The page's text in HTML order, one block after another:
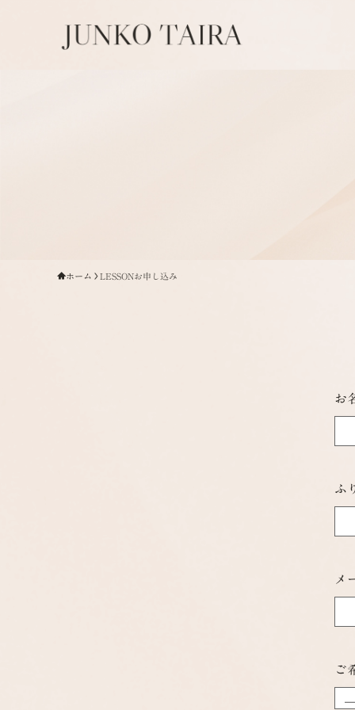
ホーム LESSONお申し込み
お
ふ
メ
ご